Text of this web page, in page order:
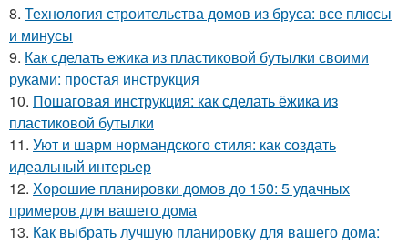
8. Технология строительства домов из бруса: все плюсы
и минусы
9. Как сделать ежика из пластиковой бутылки своими
руками: простая инструкция
10. Пошаговая инструкция: как сделать ёжика из
пластиковой бутылки
11. Уют и шарм нормандского стиля: как создать
идеальный интерьер
12. Хорошие планировки домов до 150: 5 удачных
примеров для вашего дома
13. Как выбрать лучшую планировку для вашего дома: